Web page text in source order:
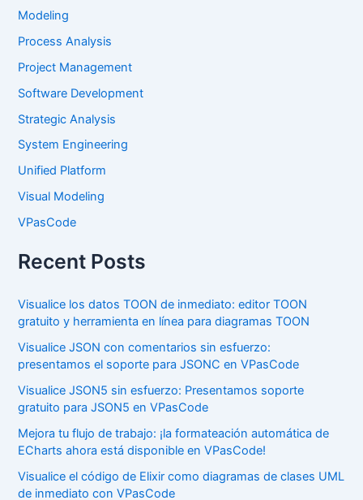
Modeling
Process Analysis
Project Management
Software Development
Strategic Analysis
System Engineering
Unified Platform
Visual Modeling
VPasCode
Recent Posts
Visualice los datos TOON de inmediato: editor TOON
gratuito y herramienta en línea para diagramas TOON
Visualice JSON con comentarios sin esfuerzo:
presentamos el soporte para JSONC en VPasCode
Visualice JSON5 sin esfuerzo: Presentamos soporte
gratuito para JSON5 en VPasCode
Mejora tu flujo de trabajo: ¡la formateación automática de
ECharts ahora está disponible en VPasCode!
Visualice el código de Elixir como diagramas de clases UML
de inmediato con VPasCode